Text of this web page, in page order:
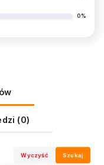
0%
(0)
Wyczyść Szukaj